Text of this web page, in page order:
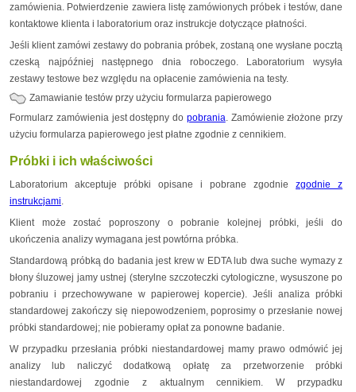
zamówienia. Potwierdzenie zawiera listę zamówionych próbek i testów, dane
kontaktowe klienta i laboratorium oraz instrukcje dotyczące płatności.
Jeśli klient zamówi zestawy do pobrania próbek, zostaną one wysłane pocztą
czeską najpóźniej następnego dnia roboczego. Laboratorium wysyła
zestawy testowe bez względu na opłacenie zamówienia na testy.
Zamawianie testów przy użyciu formularza papierowego
Formularz zamówienia jest dostępny do pobrania. Zamówienie złożone przy
użyciu formularza papierowego jest płatne zgodnie z cennikiem.
Próbki i ich właściwości
Laboratorium akceptuje próbki opisane i pobrane zgodnie zgodnie z
instrukcjami
Klient może zostać poproszony o pobranie kolejnej próbki, jeśli do
ukończenia analizy wymagana jest powtórna próbka.
Standardową próbką do badania jest krew w EDTA lub dwa suche wymazy z
błony śluzowej jamy ustnej (sterylne szczoteczki cytologiczne, wysuszone po
pobraniu i przechowywane w papierowej kopercie). Jeśli analiza próbki
standardowej zakończy się niepowodzeniem, poprosimy o przesłanie nowej
próbki standardowej; nie pobieramy opłat za ponowne badanie.
W przypadku przesłania próbki niestandardowej mamy prawo odmówić jej
analizy lub naliczyć dodatkową opłatę za przetworzenie próbki
niestandardowej zgodnie z aktualnym cennikiem. W przypadku